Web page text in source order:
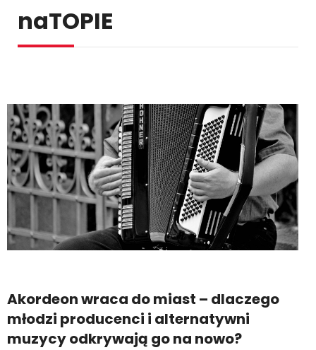
naTOPIE
Akordeon wraca do miast – dlaczego
młodzi producenci i alternatywni
muzycy odkrywają go na nowo?